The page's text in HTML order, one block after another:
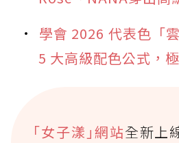
學會 2026 代表色「
5 大高級配色公式，
｢女子漾｣網站全新上